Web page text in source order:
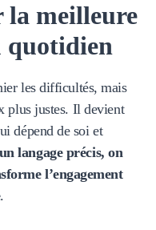
la meilleure
quotidien
les difficultés, mais
plus justes. Il devient
dépend de soi et
langage précis, on
l’engagement
.